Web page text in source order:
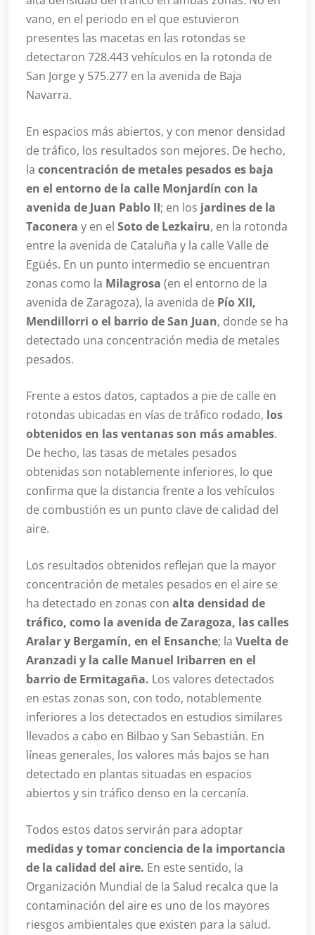
vano, en el periodo en el que estuvieron
presentes las macetas en las rotondas se
detectaron 728.443 vehículos en la rotonda de
San Jorge y 575.277 en la avenida de Baja
Navarra.
En espacios más abiertos, y con menor densidad
de tráfico, los resultados son mejores. De hecho,
la concentración de metales pesados es baja
en el entorno de la calle Monjardín con la
avenida de Juan Pablo II; en los jardines de la
Taconera y en el Soto de Lezkairu, en la rotonda
entre la avenida de Cataluña y la calle Valle de
Egüés. En un punto intermedio se encuentran
zonas como la Milagrosa (en el entorno de la
avenida de Zaragoza), la avenida de Pío XII,
Mendillorri o el barrio de San Juan, donde se ha
detectado una concentración media de metales
pesados.
Frente a estos datos, captados a pie de calle en
rotondas ubicadas en vías de tráfico rodado, los
obtenidos en las ventanas son más amables.
De hecho, las tasas de metales pesados
obtenidas son notablemente inferiores, lo que
confirma que la distancia frente a los vehículos
de combustión es un punto clave de calidad del
aire.
Los resultados obtenidos reflejan que la mayor
concentración de metales pesados en el aire se
ha detectado en zonas con alta densidad de
tráfico, como la avenida de Zaragoza, las calles
Aralar y Bergamín, en el Ensanche; la Vuelta de
Aranzadi y la calle Manuel Iribarren en el
barrio de Ermitagaña. Los valores detectados
en estas zonas son, con todo, notablemente
inferiores a los detectados en estudios similares
llevados a cabo en Bilbao y San Sebastián. En
líneas generales, los valores más bajos se han
detectado en plantas situadas en espacios
abiertos y sin tráfico denso en la cercanía.
Todos estos datos servirán para adoptar
medidas y tomar conciencia de la importancia
de la calidad del aire. En este sentido, la
Organización Mundial de la Salud recalca que la
contaminación del aire es uno de los mayores
riesgos ambientales que existen para la salud.